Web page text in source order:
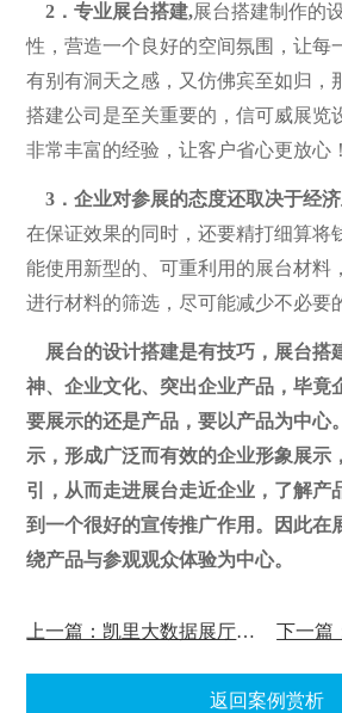
2．专业展台搭建,展台搭建制作的
性，营造一个良好的空间氛围，让每
有别有洞天之感，又仿佛宾至如归，
搭建公司是至关重要的，信可威展览
非常丰富的经验，让客户省心更放心！
3．企业对参展的态度还取决于经济
在保证效果的同时，还要精打细算将
能使用新型的、可重利用的展台材料
进行材料的筛选，尽可能减少不必要
展台的设计搭建是有技巧，展台搭
神、企业文化、突出企业产品，毕竟
要展示的还是产品，要以产品为中心
示，形成广泛而有效的企业形象展示
引，从而走进展台走近企业，了解产
到一个很好的宣传推广作用。因此在
绕产品与参观观众体验为中心。
上一篇：凯里大数据展厅设计案例赏析
返回案例赏析